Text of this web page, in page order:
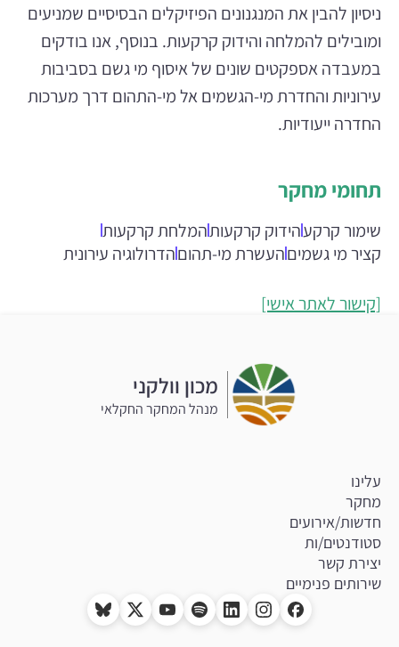
ניסיון להבין את המנגנונים הפיזיקלים הבסיסיים שמניעים
ומובילים להמלחה והידוק קרקעות. בנוסף, אנו בודקים
במעבדה אספקטים שונים של איסוף מי גשם בסביבות
עירוניות והחדרת מי-הגשמים אל מי-התהום דרך מערכות
החדרה ייעודיות.
תחומי מחקר
שימור קרקעהידוק קרקעותהמלחת קרקעות
קציר מי גשמיםהעשרת מי-תהוםהדרולוגיה עירונית
[קישור לאתר אישי]
מכון וולקני
מנהל המחקר החקלאי
עלינו
מחקר
חדשות/אירועים
סטודנטים/ות
יצירת קשר
שירותים פנימיים